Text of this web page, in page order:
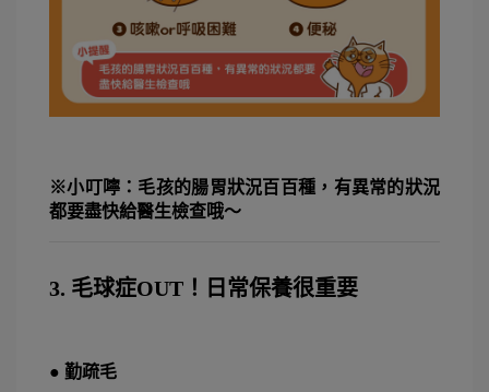
※小叮嚀：毛孩的腸胃狀況百百種，有異常的狀況
都要盡快給醫生檢查哦～
3. 毛球症OUT！日常保養很重要
● 勤疏毛